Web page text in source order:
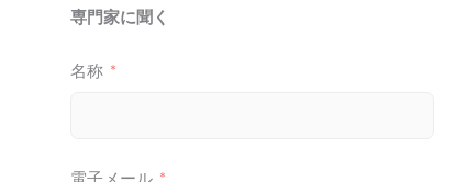
専門家に聞く
名称
電子メール